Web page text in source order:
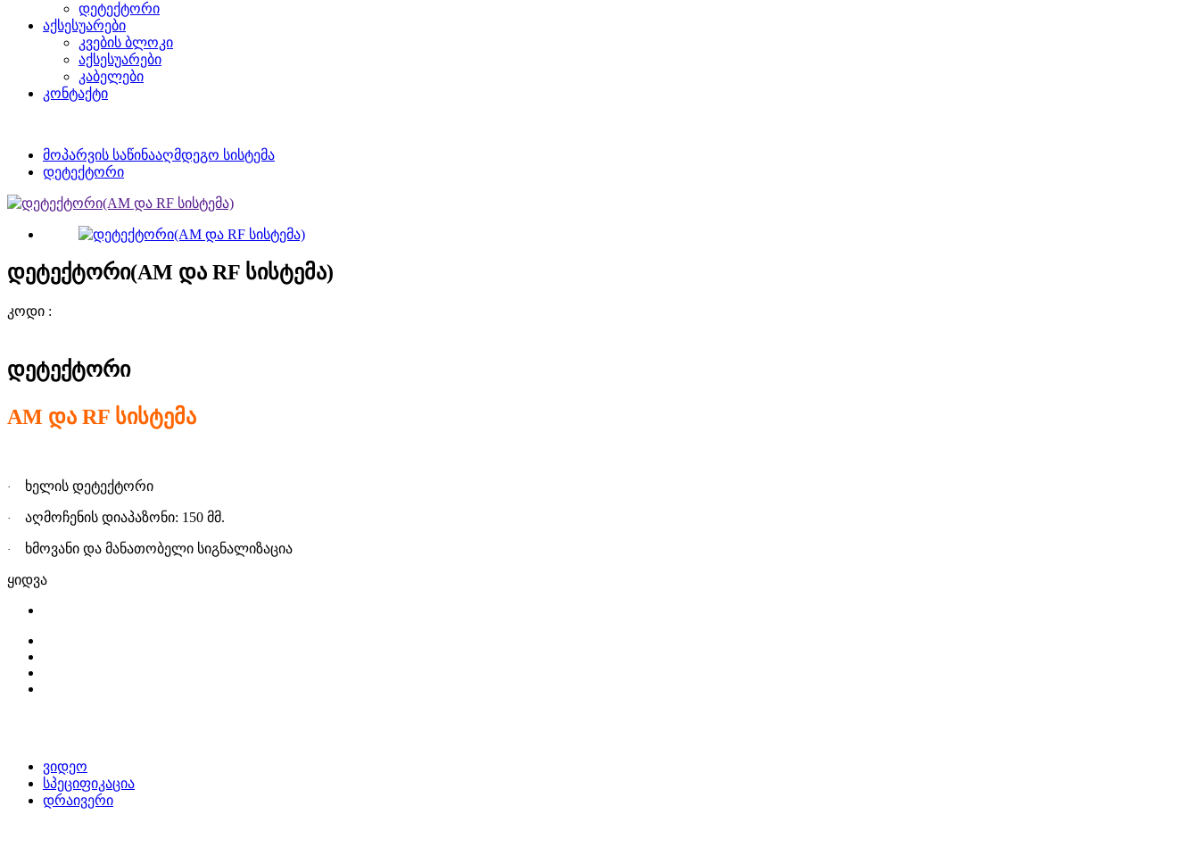
დეტექტორი
აქსესუარები
კვების ბლოკი
აქსესუარები
კაბელები
კონტაქტი
მოპარვის საწინააღმდეგო სისტემა
დეტექტორი
დეტექტორი(AM და RF სისტემა)
კოდი :
დეტექტორი
AM და RF სისტემა
· ხელის დეტექტორი
· აღმოჩენის დიაპაზონი: 150 მმ.
· ხმოვანი და მანათობელი სიგნალიზაცია
ყიდვა
ვიდეო
სპეციფიკაცია
დრაივერი